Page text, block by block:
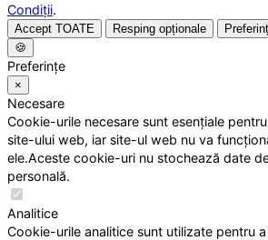
Condiții.
Accept TOATE Resping opționale
🍪
Preferințe
×
Necesare
Cookie-urile necesare sunt esențiale
site-ului web, iar site-ul web nu va
ele.Aceste cookie-uri nu stochează date
personală.
Analitice
Cookie-urile analitice sunt utilizate pentru